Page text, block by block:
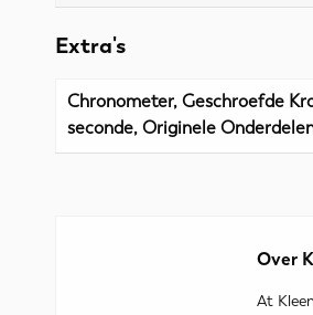
Extra's
Chronometer, Geschroefde
seconde, Originele
Over
At